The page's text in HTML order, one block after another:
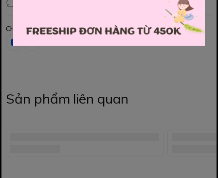
Chia sẻ
Sản phẩm liên quan